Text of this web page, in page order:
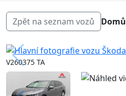
Zpět na seznam vozů Domů
V260375 TA